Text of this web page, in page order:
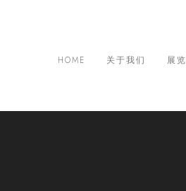
HOME 关于我们 展览